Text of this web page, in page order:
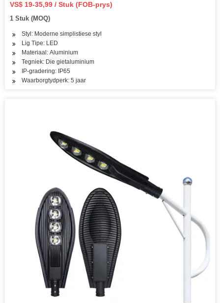
VS$ 19-35,99 / Stuk (FOB-prys)
1 Stuk (MOQ)
Styl: Moderne simplistiese styl
Lig Tipe: LED
Materiaal: Aluminium
Tegniek: Die gietaluminium
IP-gradering: IP65
Waarborgtydperk: 5 jaar